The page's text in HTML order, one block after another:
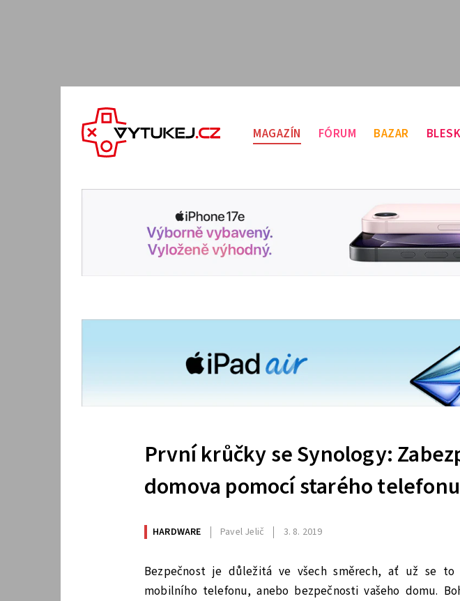
MAGAZÍN FÓRUM BAZAR
První krůčky se Synology:
domova pomocí starého telefonu
HARDWARE Pavel Jelič 3. 8. 2019
Bezpečnost je důležitá ve všech směrech, ať už se to
mobilního telefonu, anebo bezpečnosti vašeho domu.